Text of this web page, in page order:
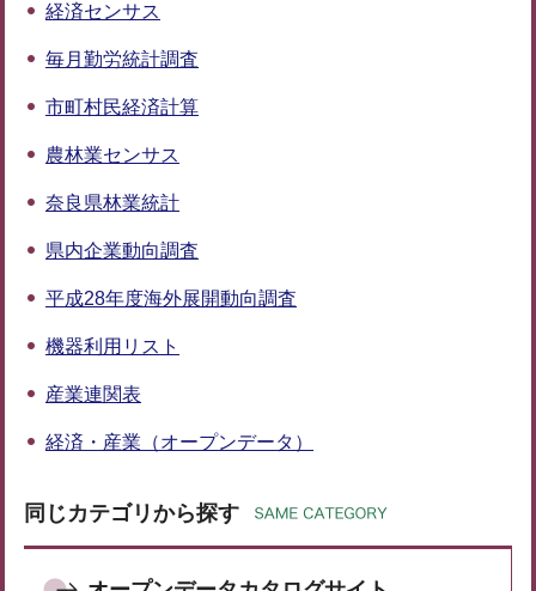
経済センサス
毎月勤労統計調査
市町村民経済計算
農林業センサス
奈良県林業統計
県内企業動向調査
平成28年度海外展開動向調査
機器利用リスト
産業連関表
経済・産業（オープンデータ）
同じカテゴリから探す